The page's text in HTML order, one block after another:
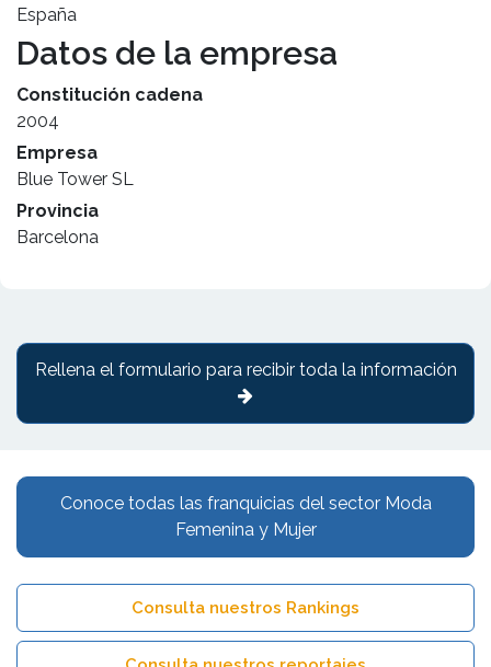
España
Datos de la empresa
Constitución cadena
2004
Empresa
Blue Tower SL
Provincia
Barcelona
Conoce todas las franquicias del sector Moda
Femenina y Mujer
Consulta nuestros Rankings